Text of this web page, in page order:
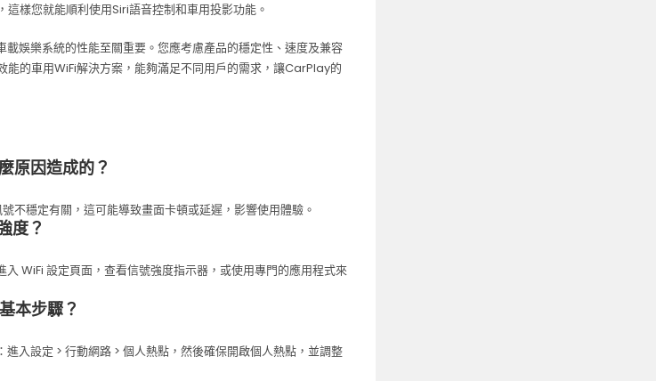
樣您就能順利使用Siri語音控制和車用投影功能。
載娛樂系統的性能至關重要。您應考慮產品的穩定性、速度及兼容
能的車用WiFi解決方案，能夠滿足不同用戶的需求，讓CarPlay的
原因造成的？
不穩定有關，這可能導致畫面卡頓或延遲，影響使用體驗。
度？
WiFi 設定頁面，查看信號強度指示器，或使用專門的應用程式來
本步驟？
入設定 > 行動網路 > 個人熱點，然後確保開啟個人熱點，並調整